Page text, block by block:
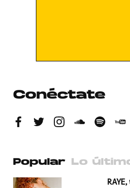
Conéctate
Popular Lo